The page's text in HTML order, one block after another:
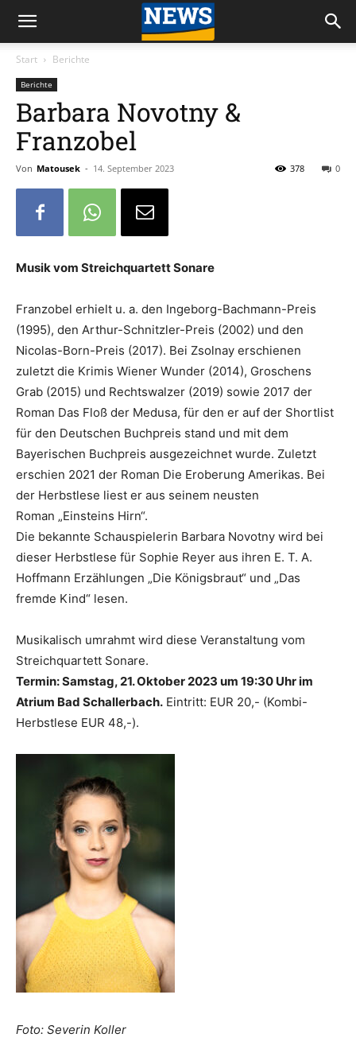
Start Berichte
Berichte
Barbara Novotny &
Franzobel
Von Matousek - 14. September 2023 0
378
Musik vom Streichquartett Sonare
Franzobel erhielt u. a. den Ingeborg-Bachmann-Preis
(1995), den Arthur-Schnitzler-Preis (2002) und den
Nicolas-Born-Preis (2017). Bei Zsolnay erschienen
zuletzt die Krimis Wiener Wunder (2014), Groschens
Grab (2015) und Rechtswalzer (2019) sowie 2017 der
Roman Das Floß der Medusa, für den er auf der Shortlist
für den Deutschen Buchpreis stand und mit dem
Bayerischen Buchpreis ausgezeichnet wurde. Zuletzt
erschien 2021 der Roman Die Eroberung Amerikas. Bei
der Herbstlese liest er aus seinem neusten
Roman „Einsteins Hirn“.
Die bekannte Schauspielerin Barbara Novotny wird bei
dieser Herbstlese für Sophie Reyer aus ihren E. T. A.
Hoffmann Erzählungen „Die Königsbraut“ und „Das
fremde Kind“ lesen.
Musikalisch umrahmt wird diese Veranstaltung vom
Streichquartett Sonare.
Termin: Samstag, 21. Oktober 2023 um 19:30 Uhr im
Atrium Bad Schallerbach. Eintritt: EUR 20,- (Kombi-
Herbstlese EUR 48,-).
Foto: Severin Koller